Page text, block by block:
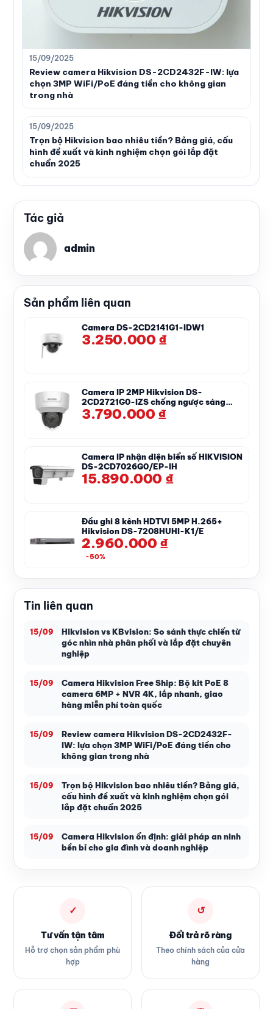
15/09/2025
Review camera Hikvision DS-2CD2432F-IW: lựa
chọn 3MP WiFi/PoE đáng tiền cho không gian
trong nhà
15/09/2025
Trọn bộ Hikvision bao nhiêu tiền? Bảng giá, cấu
hình đề xuất và kinh nghiệm chọn gói lắp đặt
chuẩn 2025
Tác giả
admin
Sản phẩm liên quan
Camera DS-2CD2141G1-IDW1
3.250.000 ₫
Camera IP 2MP Hikvision DS-
2CD2721G0-IZS chống ngược sáng
thực
3.790.000 ₫
Camera IP nhận diện biển số HIKVISION
DS-2CD7026G0/EP-IH
15.890.000 ₫
Đầu ghi 8 kênh HDTVI 5MP H.265+
Hikvision DS-7208HUHI-K1/E
2.960.000 ₫
-50%
Tin liên quan
15/09
Hikvision vs KBvision: So sánh thực chiến từ
góc nhìn nhà phân phối và lắp đặt chuyên
nghiệp
15/09
Camera Hikvision Free Ship: Bộ kit PoE 8
camera 6MP + NVR 4K, lắp nhanh, giao
hàng miễn phí toàn quốc
15/09
Review camera Hikvision DS-2CD2432F-
IW: lựa chọn 3MP WiFi/PoE đáng tiền cho
không gian trong nhà
15/09
Trọn bộ Hikvision bao nhiêu tiền? Bảng giá,
cấu hình đề xuất và kinh nghiệm chọn gói
lắp đặt chuẩn 2025
15/09
Camera Hikvision ổn định: giải pháp an ninh
bền bỉ cho gia đình và doanh nghiệp
✓
Tư vấn tận tâm
Hỗ trợ chọn sản phẩm phù
hợp
↺
Đổi trả rõ ràng
Theo chính sách của cửa
hàng